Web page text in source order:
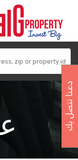
دعنا نتصل بك